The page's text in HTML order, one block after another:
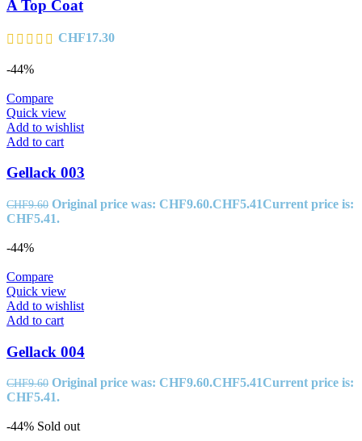
A Top Coat
CHF17.30
-44%
Compare
Quick view
Add to wishlist
Add to cart
Gellack 003
CHF9.60 Original price was: CHF9.60.CHF5.41Current price is:
CHF5.41.
-44%
Compare
Quick view
Add to wishlist
Add to cart
Gellack 004
CHF9.60 Original price was: CHF9.60.CHF5.41Current price is:
CHF5.41.
-44% Sold out